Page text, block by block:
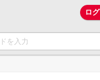
欲しいモノ 何でもそろう ロ